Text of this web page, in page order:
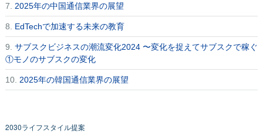
7. 2025年の中国通信業界の展望
8. EdTechで加速する未来の教育
9. サブスクビジネスの潮流変化2024 〜変化を捉えてサブスクで稼ぐ
①モノのサブスクの変化
10. 2025年の韓国通信業界の展望
2030ライフスタイル提案